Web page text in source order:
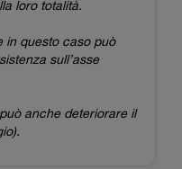
loro totalità.
in questo caso può
sull’asse
anche deteriorare il